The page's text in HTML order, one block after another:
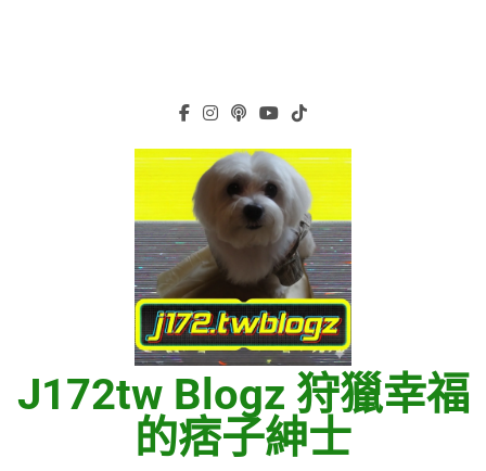
J172tw Blogz 狩獵幸福
的痞子紳士